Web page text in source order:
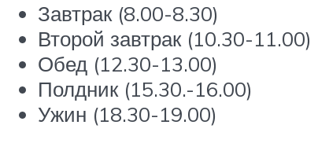
Завтрак (8.00-8.30)
Второй завтрак (10.30-11.00)
Обед (12.30-13.00)
Полдник (15.30.-16.00)
Ужин (18.30-19.00)